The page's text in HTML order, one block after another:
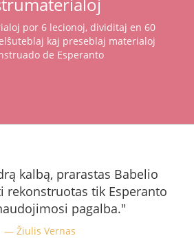
por 6 lecionoj, dividitaj en 60
kaj preseblaj materialoj
de Esperanto
kalbą, prarastas Babelio
rekonstruotas tik Esperanto
pagalba."
Žiulis Vernas